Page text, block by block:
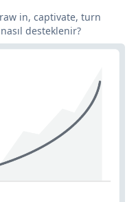
in, captivate, turn
desteklenir?